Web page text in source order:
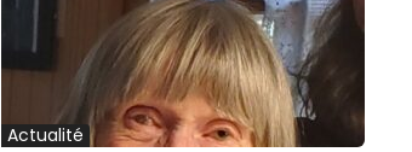
Actualité